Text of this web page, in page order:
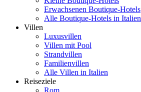
Erwachsenen Boutique-Hotels
Alle Boutique-Hotels in Italien
Villen
Luxusvillen
Villen mit Pool
Strandvillen
Familienvillen
Alle Villen in Italien
Reiseziele
Rom